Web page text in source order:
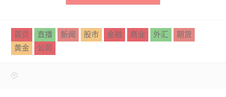
首页 直播 新闻 股市 金融 商业 外汇
期货
黄金
公司